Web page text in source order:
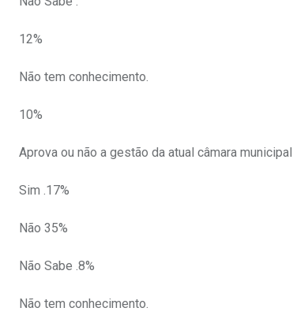
12%
Não tem conhecimento.
10%
Aprova ou não a gestão da atual câmara
Sim .17%
Não 35%
Não Sabe .8%
Não tem conhecimento.